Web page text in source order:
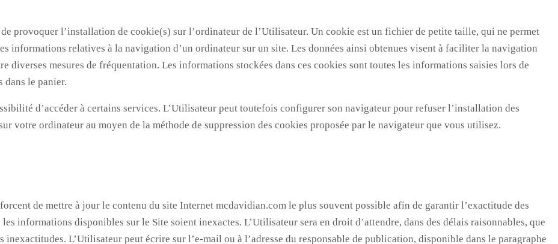
provoquer l’installation de cookie(s) sur l’ordinateur de l’Utilisateur. Un cookie est un fichier de petite taille, qui ne permet
informations relatives à la navigation d’un ordinateur sur un site. Les données ainsi obtenues visent à faciliter la navigation
diverses mesures de fréquentation. Les informations stockées dans ces cookies sont toutes les informations saisies lors de
dans le panier.
d’accéder à certains services. L’Utilisateur peut toutefois configurer son navigateur pour refuser l’installation des
votre ordinateur au moyen de la méthode de suppression des cookies proposée par le navigateur que vous utilisez.
de mettre à jour le contenu du site Internet mcdavidian.com le plus souvent possible afin de garantir l’exactitude des
informations disponibles sur le Site soient inexactes. L’Utilisateur sera en droit d’attendre, dans des délais raisonnables, que
L’Utilisateur peut écrire sur l’e-mail ou à l’adresse du responsable de publication, disponible dans le paragraphe